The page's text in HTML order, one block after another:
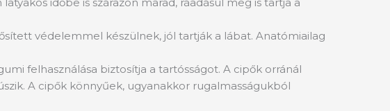
védelemmel készülnek, jól tartják a lábat. Anatómiailag
felhasználása biztosítja a tartósságot. A cipők orránál
A cipők könnyűek, ugyanakkor rugalmasságukból